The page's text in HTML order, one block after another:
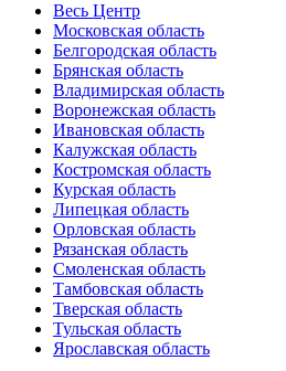
Весь Центр
Московская область
Белгородская область
Брянская область
Владимирская область
Воронежская область
Ивановская область
Калужская область
Костромская область
Курская область
Липецкая область
Орловская область
Рязанская область
Смоленская область
Тамбовская область
Тверская область
Тульская область
Ярославская область